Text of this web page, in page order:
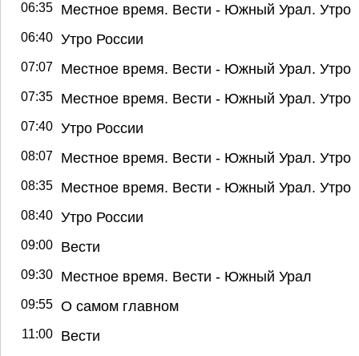
06:35 Местное время. Вести - Южный Урал. Утро
06:40 Утро России
07:07 Местное время. Вести - Южный Урал. Утро
07:35 Местное время. Вести - Южный Урал. Утро
07:40 Утро России
08:07 Местное время. Вести - Южный Урал. Утро
08:35 Местное время. Вести - Южный Урал. Утро
08:40 Утро России
09:00 Вести
09:30 Местное время. Вести - Южный Урал
09:55 О самом главном
11:00 Вести